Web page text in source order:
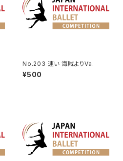
No.203 速い 海賊よりVa.
¥500